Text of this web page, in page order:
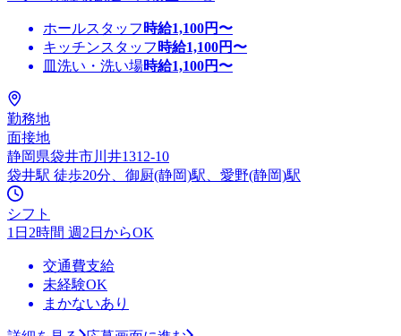
ホールスタッフ 時給1,100円〜
キッチンスタッフ 時給1,100円〜
皿洗い・洗い場時給1,100円〜
勤務地
面接地
静岡県袋井市川井1312-10
袋井駅 徒歩20分、御厨(静岡)駅、愛野(静岡)駅
シフト
1日2時間 週2日からOK
交通費支給
未経験OK
まかないあり